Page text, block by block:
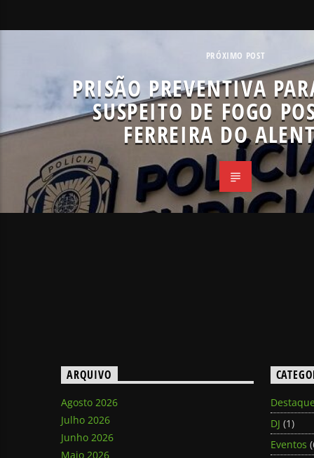
PRÓXIMO POST
PRISÃO PREVENTIVA
SUSPEITO DE FOGO
FERREIRA DO
ARQUIVO
Agosto 2026
Julho 2026
Junho 2026
Maio 2026
DJ (1)
Eventos